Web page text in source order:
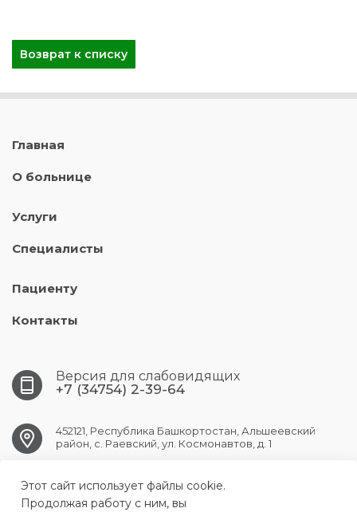
Возврат к списку
Главная
О больнице
Услуги
Специалисты
Пациенту
Контакты
Версия для слабовидящих
+7 (34754) 2-39-64
452121, Республика Башкортостан, Альшеевский
район, с. Раевский, ул. Космонавтов, д. 1
RAEVSK.CRB@doctorrb.ru
Этот сайт использует файлы cookie.
Продолжая работу с ним, вы